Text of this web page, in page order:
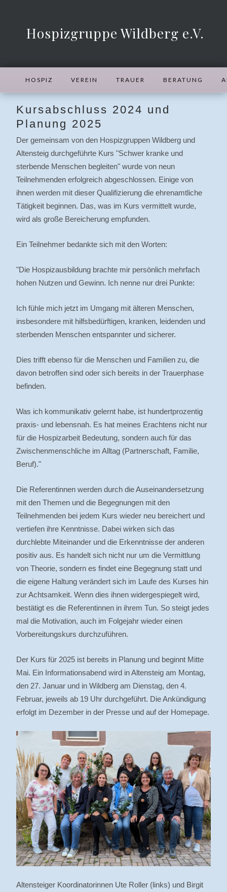
Hospizgruppe Wildberg e.V.
HOSPIZ VEREIN TRAUER BERATUNG
Kursabschluss 2024 und
Planung 2025
Der gemeinsam von den Hospizgruppen Wildberg und
Altensteig durchgeführte Kurs "Schwer kranke und
sterbende Menschen begleiten" wurde von neun
Teilnehmenden erfolgreich abgeschlossen. Einige von
ihnen werden mit dieser Qualifizierung die ehrenamtliche
Tätigkeit beginnen. Das, was im Kurs vermittelt wurde,
wird als große Bereicherung empfunden.
Ein Teilnehmer bedankte sich mit den Worten:
"Die Hospizausbildung brachte mir persönlich mehrfach
hohen Nutzen und Gewinn. Ich nenne nur drei Punkte:
Ich fühle mich jetzt im Umgang mit älteren Menschen,
insbesondere mit hilfsbedürftigen, kranken, leidenden und
sterbenden Menschen entspannter und sicherer.
Dies trifft ebenso für die Menschen und Familien zu, die
davon betroffen sind oder sich bereits in der Trauerphase
befinden.
Was ich kommunikativ gelernt habe, ist hundertprozentig
praxis- und lebensnah. Es hat meines Erachtens nicht nur
für die Hospizarbeit Bedeutung, sondern auch für das
Zwischenmenschliche im Alltag (Partnerschaft, Familie,
Beruf)."
Die Referentinnen werden durch die Auseinandersetzung
mit den Themen und die Begegnungen mit den
Teilnehmenden bei jedem Kurs wieder neu bereichert und
vertiefen ihre Kenntnisse. Dabei wirken sich das
durchlebte Miteinander und die Erkenntnisse der anderen
positiv aus. Es handelt sich nicht nur um die Vermittlung
von Theorie, sondern es findet eine Begegnung statt und
die eigene Haltung verändert sich im Laufe des Kurses hin
zur Achtsamkeit. Wenn dies ihnen widergespiegelt wird,
bestätigt es die Referentinnen in ihrem Tun. So steigt jedes
mal die Motivation, auch im Folgejahr wieder einen
Vorbereitungskurs durchzuführen.
Der Kurs für 2025 ist bereits in Planung und beginnt Mitte
Mai. Ein Informationsabend wird in Altensteig am Montag,
den 27. Januar und in Wildberg am Dienstag, den 4.
Februar, jeweils ab 19 Uhr durchgeführt. Die Ankündigung
erfolgt im Dezember in der Presse und auf der Homepage.
Altensteiger Koordinatorinnen Ute Roller (links) und Birgit